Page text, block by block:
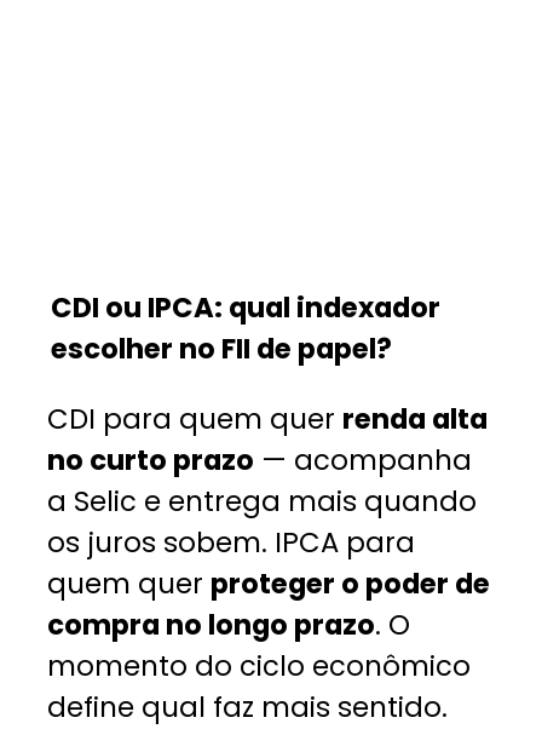
CDI para quem quer renda alta
no curto prazo — acompanha
a Selic e entrega mais quando
os juros sobem. IPCA para
quem quer proteger o poder de
compra no longo prazo. O
momento do ciclo econômico
define qual faz mais sentido.
CDI ou IPCA: qual indexador
escolher no FII de papel?